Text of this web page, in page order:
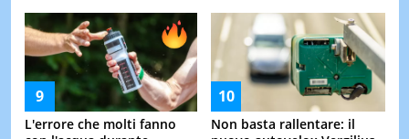
L'errore che molti fanno
Non basta rallentare: il